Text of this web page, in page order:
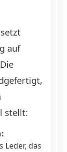
auf
stellt:
Leder, das